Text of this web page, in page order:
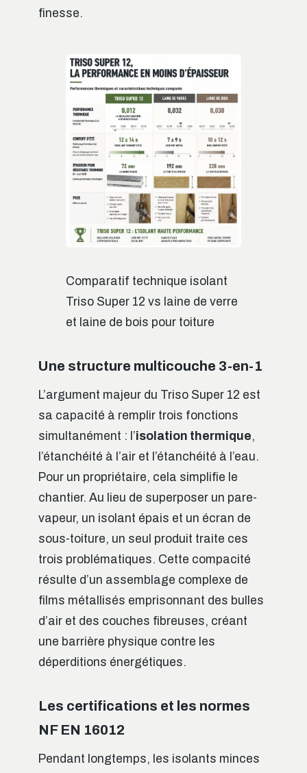
finesse.
Comparatif technique isolant
Triso Super 12 vs laine de verre
et laine de bois pour toiture
Une structure multicouche 3-en-1
L’argument majeur du Triso Super 12 est
sa capacité à remplir trois fonctions
simultanément : l’isolation thermique,
l’étanchéité à l’air et l’étanchéité à l’eau.
Pour un propriétaire, cela simplifie le
chantier. Au lieu de superposer un pare-
vapeur, un isolant épais et un écran de
sous-toiture, un seul produit traite ces
trois problématiques. Cette compacité
résulte d’un assemblage complexe de
films métallisés emprisonnant des bulles
d’air et des couches fibreuses, créant
une barrière physique contre les
déperditions énergétiques.
Les certifications et les normes
NF EN 16012
Pendant longtemps, les isolants minces